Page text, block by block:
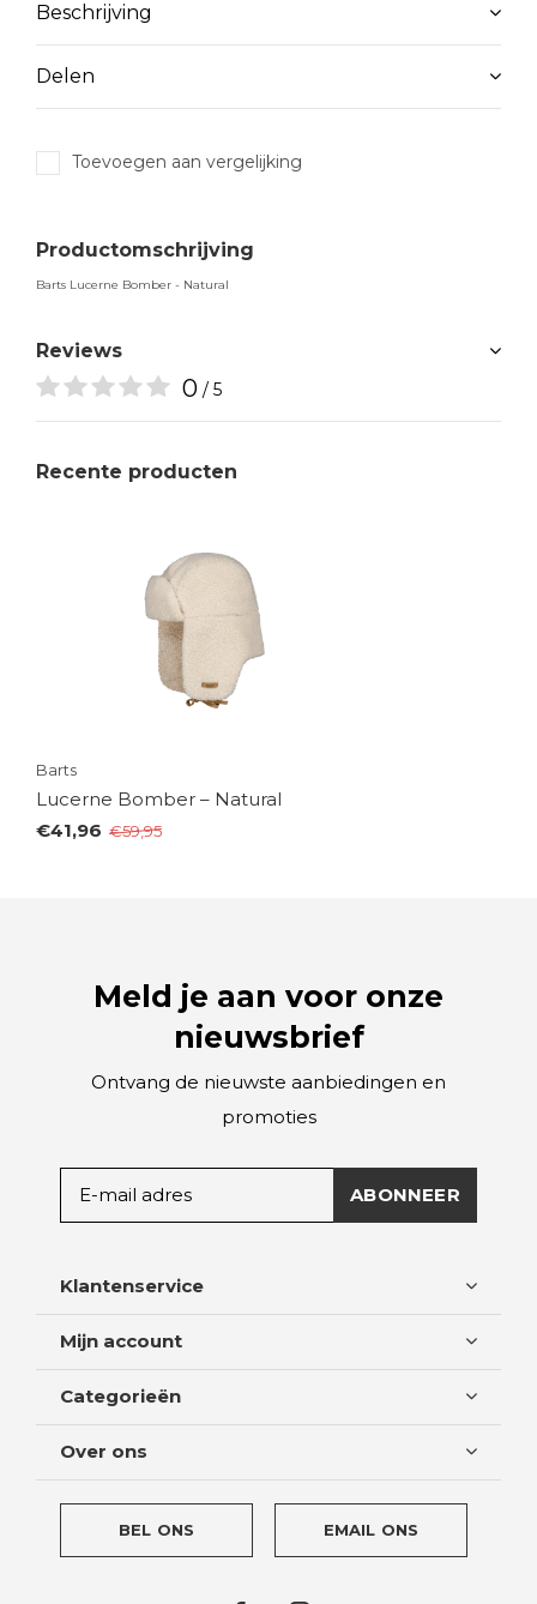
Beschrijving
Delen
Toevoegen aan vergelijking
Productomschrijving
Barts Lucerne Bomber - Natural
Reviews
0 / 5
Recente producten
Barts
Lucerne Bomber – Natural
€41,96 €59,95
Meld je aan voor onze
nieuwsbrief
Ontvang de nieuwste aanbiedingen en
promoties
ABONNEER
Klantenservice
Mijn account
Categorieën
Over ons
BEL ONS EMAIL ONS